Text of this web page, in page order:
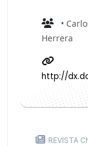
•
Herrera
http://
REVISTA